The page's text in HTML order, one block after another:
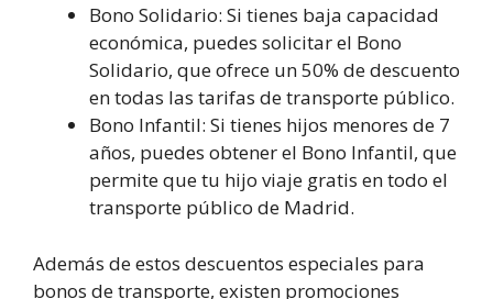
Bono Solidario: Si tienes baja capacidad
económica, puedes solicitar el Bono
Solidario, que ofrece un 50% de descuento
en todas las tarifas de transporte público.
Bono Infantil: Si tienes hijos menores de 7
años, puedes obtener el Bono Infantil, que
permite que tu hijo viaje gratis en todo el
transporte público de Madrid.
Además de estos descuentos especiales para
bonos de transporte, existen promociones